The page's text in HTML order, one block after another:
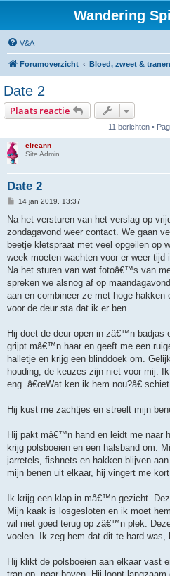
Wandering
V&A
Forumoverzicht Bloed, zweet & tranen
Date 2
Plaats reactie
11 berichten •
eireann
Site Admin
Date 2
B
r
c
h
14 jan 2019, 13:37
Na het versturen van het verslag op
zondagavond weer contact. We gaan
beetje kletspraat met veel opgeilen op
week moeten wachten voor er weer tijd
Na het sturen van wat fotoâ€™s van
spreken we alsnog af op
aan en combineer ze met hoge
voor de deur sta dat ik er ben.
Hij doet de deur open in zâ€™n
grijpt mâ€™n haar en geeft me een
halletje en krijg een blinddoek om.
houding, de keuzes zijn niet voor mij.
eng. â€œWat ken ik hem nou?â€
Hij kust me zachtjes en streelt mijn
Hij pakt mâ€™n hand en leidt me naar
krijg polsboeien en een halsband om.
jarretels, fishnets en hakken blijven
mijn benen uit elkaar, hij vingert me
Ik krijg een klap in mâ€™n gezicht.
Mijn kaak is losgesloten en ik moet
wil niet goed terug op zâ€™n plek.
voelen. Ik zeg hem dat dit te hard was,
Hij klikt de polsboeien aan elkaar vast